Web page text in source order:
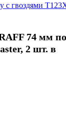
с гвоздями
74 мм по
2 шт. в